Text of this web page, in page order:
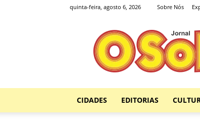
quinta-feira, agosto 6, 2026 Sobre Nós
Jornal
O
Sol
CIDADES EDITORIAS